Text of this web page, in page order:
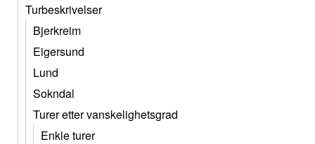
Turbeskrivelser
Bjerkreim
Eigersund
Lund
Sokndal
Turer etter vanskelighetsgrad
Enkle turer